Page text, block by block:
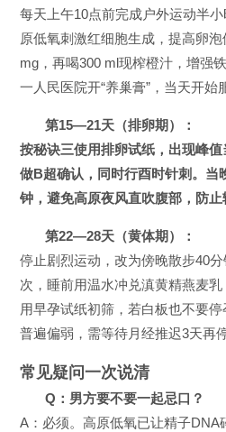
每天上午10点前完成户外运动半
原低氧刺激红细胞生成，提高卵
mg，再喝300 ml现榨橙汁，增强
一人民医院开“养巢膏”，当天开始
第15—21天（排卵期）：
按秘诀三使用排卵试纸，出现峰
做B超确认，同时行酉时针刺。当
钟，避免高原夜风直吹腹部，防止
第22—28天（黄体期）：
停止剧烈运动，改为傍晚散步40分
次，睡前用温水冲兑滇黄精燕麦
用早孕试纸初筛，若白板也不要
普遍偏弱，需等待月经推迟3天再
常见疑问一次说清
Q：男方要不要一起忌口？
A：必须。高原低氧已让精子DNA